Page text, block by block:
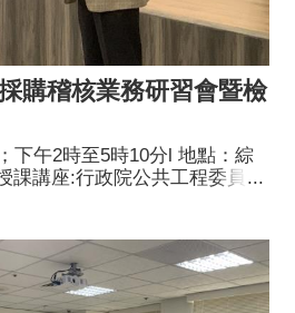
購稽核業務研習會暨檢
下午2時至5時10分l 地點：綜
課講座:行政院公共工程委員會
簡任技正l 課題：稽核業務重
對象：稽核委員及本小組工作
政府採購稽核小組